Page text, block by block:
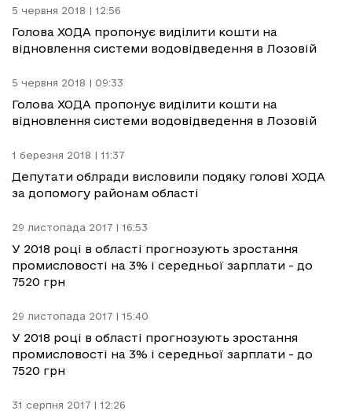
5 червня 2018 | 12:56
Голова ХОДА пропонує виділити кошти на
відновлення системи водовідведення в Лозовій
5 червня 2018 | 09:33
Голова ХОДА пропонує виділити кошти на
відновлення системи водовідведення в Лозовій
1 березня 2018 | 11:37
Депутати облради висловили подяку голові ХОДА
за допомогу районам області
29 листопада 2017 | 16:53
У 2018 році в області прогнозують зростання
промисловості на 3% і середньої зарплати - до
7520 грн
29 листопада 2017 | 15:40
У 2018 році в області прогнозують зростання
промисловості на 3% і середньої зарплати - до
7520 грн
31 серпня 2017 | 12:26